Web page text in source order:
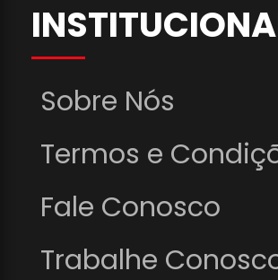
Sobre Nós
Termos e
Fale Conosco
Trabalhe